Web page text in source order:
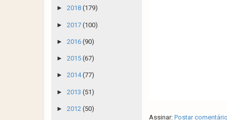
Assinar: Postar
► 2018 (179)
► 2017 (100)
► 2016 (90)
► 2015 (67)
► 2014(77)
► 2013 (51)
► 2012 (50)